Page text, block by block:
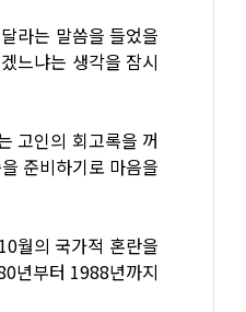
라는 말씀을 들었을
느냐는 생각을 잠시
고인의 회고록을 꺼
준비하기로 마음을
월의 국가적 혼란을
년부터 1988년까지